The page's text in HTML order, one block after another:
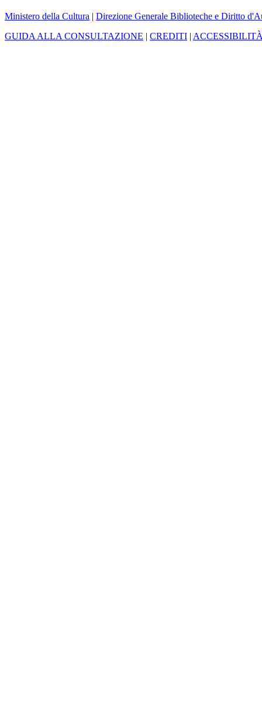
Ministero della Cultura | Direzione Generale Biblioteche e Diritto
GUIDA ALLA CONSULTAZIONE | CREDITI |